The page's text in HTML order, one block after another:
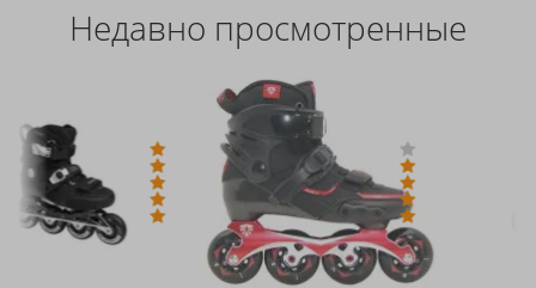
Недавно просмотренные